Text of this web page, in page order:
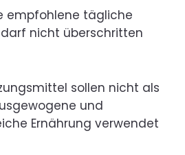
empfohlene tägliche
nicht überschritten
sollen nicht als
und
Ernährung verwendet